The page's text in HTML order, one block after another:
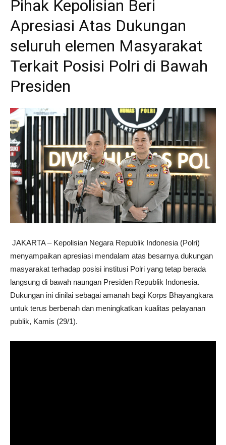
Pihak Kepolisian Beri
Apresiasi Atas Dukungan
seluruh elemen Masyarakat
Terkait Posisi Polri di Bawah
Presiden
​JAKARTA – Kepolisian Negara Republik Indonesia (Polri)
menyampaikan apresiasi mendalam atas besarnya dukungan
masyarakat terhadap posisi institusi Polri yang tetap berada
langsung di bawah naungan Presiden Republik Indonesia.
Dukungan ini dinilai sebagai amanah bagi Korps Bhayangkara
untuk terus berbenah dan meningkatkan kualitas pelayanan
publik, Kamis (29/1).